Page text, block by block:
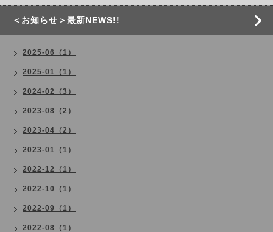
＜お知らせ＞最新NEWS!!
2025-06（1）
2025-01（1）
2024-02（3）
2023-08（2）
2023-04（2）
2023-01（1）
2022-12（1）
2022-10（1）
2022-09（1）
2022-08（1）